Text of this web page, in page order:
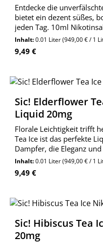
Entdecke die
bietet ein dezent süßes,
jeden Tag. 10ml
Inhalt:0.01 Liter(949,00 € / 1
Regulärer Preis:
9,49 €
Sic! Elderflower
Liquid 20mg
Florale Leichtigkeit trifft
Tea Ice ist das perfekte
Dampfer, die Eleganz
Inhalt:0.01 Liter(949,00 € / 1
Regulärer Preis:
9,49 €
Sic! Hibiscus Tea
20mg